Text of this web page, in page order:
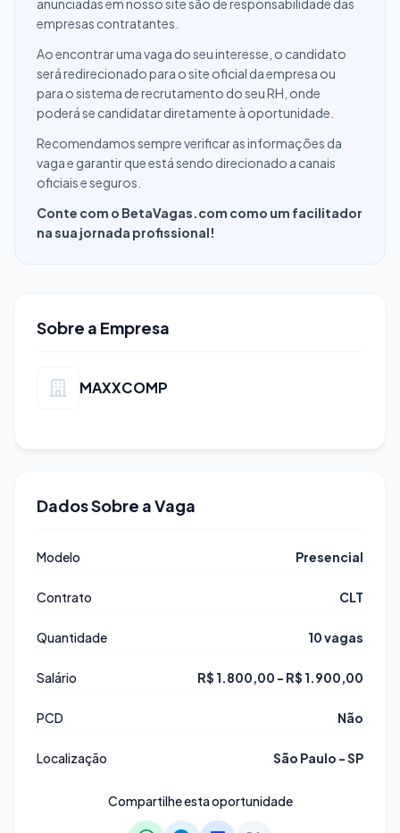
anunciadas em nosso site são de responsabilidade das
empresas contratantes.
Ao encontrar uma vaga do seu interesse, o candidato
será redirecionado para o site oficial da empresa ou
para o sistema de recrutamento do seu RH, onde
poderá se candidatar diretamente à oportunidade.
Recomendamos sempre verificar as informações da
vaga e garantir que está sendo direcionado a canais
oficiais e seguros.
Conte com o BetaVagas.com como um facilitador
na sua jornada profissional!
Sobre a Empresa
MAXXCOMP
Dados Sobre a Vaga
Modelo Presencial
Contrato CLT
Quantidade 10 vagas
Salário R$ 1.800,00 - R$ 1.900,00
PCD Não
Localização São Paulo - SP
Compartilhe esta oportunidade